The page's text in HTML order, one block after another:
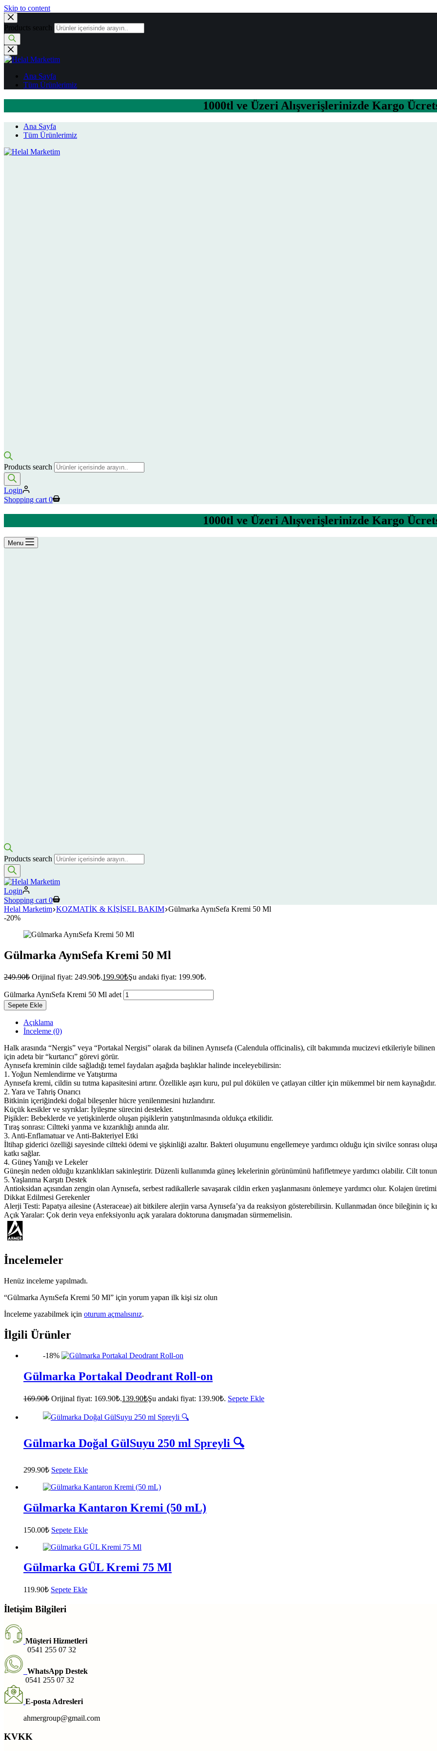
Skip to content
Products search
Ana Sayfa
Tüm Ürünlerimiz
1000tl ve Üzeri Alışverişlerinizde Kargo
Ana Sayfa
Tüm Ürünlerimiz
Products search
Login
Shopping cart 0
1000tl ve Üzeri Alışverişlerinizde Kargo
Menu
Products search
Login
Shopping cart 0
Helal Marketim KOZMATİK & KİŞİSEL BAKIM Gülmarka AynıSefa Kremi 50 Ml
-20%
Gülmarka AynıSefa Kremi 50 Ml
249.90₺ Orijinal fiyat: 249.90₺.199.90₺Şu andaki fiyat: 199.90₺.
Gülmarka AynıSefa Kremi 50 Ml adet
Sepete Ekle
Açıklama
İnceleme (0)
Halk arasında “Nergis” veya “Portakal Nergisi” olarak da bilinen Aynısefa (Calendula officinalis), cilt bakımında mucizevi etkileriyle
için adeta bir “kurtarıcı” görevi görür.
​Aynısefa kreminin cilde sağladığı temel faydaları aşağıda başlıklar halinde inceleyebilirsin:
​1. Yoğun Nemlendirme ve Yatıştırma
​Aynısefa kremi, cildin su tutma kapasitesini artırır. Özellikle aşırı kuru, pul pul dökülen ve çatlayan ciltler için mükemmel bir nem
​2. Yara ve Tahriş Onarıcı
​Bitkinin içeriğindeki doğal bileşenler hücre yenilenmesini hızlandırır.
​Küçük kesikler ve sıyrıklar: İyileşme sürecini destekler.
​Pişikler: Bebeklerde ve yetişkinlerde oluşan pişiklerin yatıştırılmasında oldukça etkilidir.
​Tıraş sonrası: Ciltteki yanma ve kızarıklığı anında alır.
​3. Anti-Enflamatuar ve Anti-Bakteriyel Etki
​İltihap giderici özelliği sayesinde ciltteki ödemi ve şişkinliği azaltır. Bakteri oluşumunu engellemeye yardımcı olduğu için sivilce sonrası
katkı sağlar.
​4. Güneş Yanığı ve Lekeler
​Güneşin neden olduğu kızarıklıkları sakinleştirir. Düzenli kullanımda güneş lekelerinin görünümünü hafifletmeye yardımcı olabilir. Cilt
​5. Yaşlanma Karşıtı Destek
​Antioksidan açısından zengin olan Aynısefa, serbest radikallerle savaşarak cildin erken yaşlanmasını önlemeye yardımcı olur. Kolajen
​Dikkat Edilmesi Gerekenler
​Alerji Testi: Papatya ailesine (Asteraceae) ait bitkilere alerjin varsa Aynısefa’ya da reaksiyon gösterebilirsin. Kullanmadan önce bileğinin iç
​Açık Yaralar: Çok derin veya enfeksiyonlu açık yaralara doktoruna danışmadan sürmemelisin.
İncelemeler
Henüz inceleme yapılmadı.
“Gülmarka AynıSefa Kremi 50 Ml” için yorum yapan ilk kişi siz olun
İnceleme yazabilmek için oturum açmalısınız.
İlgili Ürünler
-18%
Gülmarka Portakal Deodrant Roll-on
169.90₺ Orijinal fiyat: 169.90₺.139.90₺Şu andaki fiyat: 139.90₺. Sepete Ekle
Gülmarka Doğal GülSuyu 250 ml Spreyli 🔍
299.90₺ Sepete Ekle
Gülmarka Kantaron Kremi (50 mL)
150.00₺ Sepete Ekle
Gülmarka GÜL Kremi 75 Ml
119.90₺ Sepete Ekle
İletişim Bilgileri
Müşteri Hizmetleri
0541 255 07 32
WhatsApp Destek
0541 255 07 32
E-posta Adresleri
ahmergroup@gmail.com
KVKK